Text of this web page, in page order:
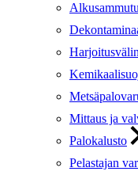
Mittaus ja
Palokalusto
Pelastajan